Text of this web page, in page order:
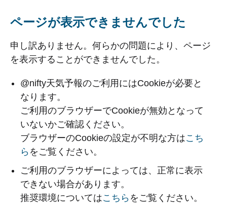
ページが表示できませんでした
申し訳ありません。何らかの問題により、ページ
を表示することができませんでした。
@nifty天気予報のご利用にはCookieが必要と
なります。
ご利用のブラウザーでCookieが無効となって
いないかご確認ください。
ブラウザーのCookieの設定が不明な方はこち
ら をご覧ください。
ご利用のブラウザーによっては、正常に表示
できない場合があります。
推奨環境についてはこちら をご覧ください。